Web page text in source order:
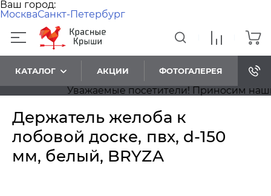
Ваш город:
МоскваСанкт-Петербург
КАТАЛОГ АКЦИИ ФОТОГАЛЕРЕЯ
Уважаемые посетители! Приносим наши
Держатель желоба к
лобовой доске, пвх, d-150
мм, белый, BRYZA